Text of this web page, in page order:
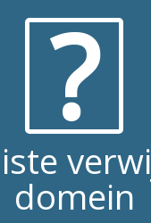
?
domein